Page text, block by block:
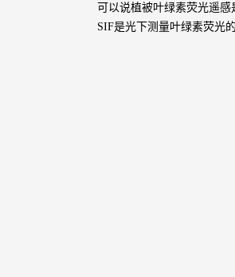
可以说植被叶绿素荧光遥
SIF是光下测量叶绿素荧光